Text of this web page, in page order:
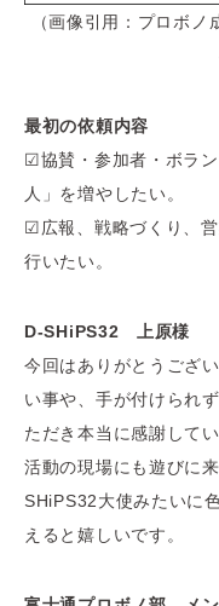
（画像引用：プロボ
最初の依頼内容
☑協賛・参加者・ボラ
人」を増やしたい。
☑広報、戦略づくり、
行いたい。
D-SHiPS32 上原様
今回はありがとうござ
い事や、手が付けられ
ただき本当に感謝して
活動の現場にも遊びに
SHiPS32大使みたいに
えると嬉しいです。